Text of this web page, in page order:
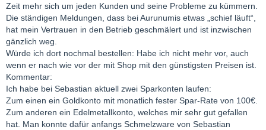
Zeit mehr sich um jeden Kunden und seine Probleme zu kümmern.
Die ständigen Meldungen, dass bei Aurunumis etwas „schief läuft“,
hat mein Vertrauen in den Betrieb geschmälert und ist inzwischen
gänzlich weg.
Würde ich dort nochmal bestellen: Habe ich nicht mehr vor, auch
wenn er nach wie vor der mit Shop mit den günstigsten Preisen ist.
Kommentar:
Ich habe bei Sebastian aktuell zwei Sparkonten laufen:
Zum einen ein Goldkonto mit monatlich fester Spar-Rate von 100€.
Zum anderen ein Edelmetallkonto, welches mir sehr gut gefallen
hat. Man konnte dafür anfangs Schmelzware von Sebastian